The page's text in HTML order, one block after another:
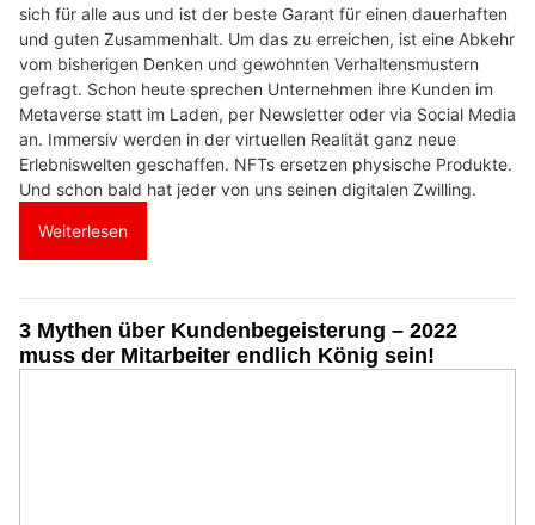
sich für alle aus und ist der beste Garant für einen dauerhaften
und guten Zusammenhalt. Um das zu erreichen, ist eine Abkehr
vom bisherigen Denken und gewohnten Verhaltensmustern
gefragt. Schon heute sprechen Unternehmen ihre Kunden im
Metaverse statt im Laden, per Newsletter oder via Social Media
an. Immersiv werden in der virtuellen Realität ganz neue
Erlebniswelten geschaffen. NFTs ersetzen physische Produkte.
Und schon bald hat jeder von uns seinen digitalen Zwilling.
Weiterlesen
3 Mythen über Kundenbegeisterung – 2022
muss der Mitarbeiter endlich König sein!